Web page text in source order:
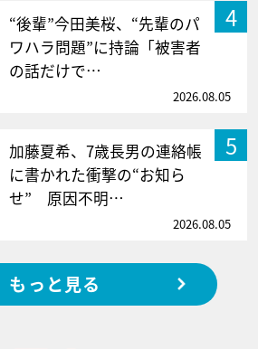
4
“後輩”今田美桜、“先輩のパ
ワハラ問題”に持論「被害者
の話だけで…
2026.08.05
5
加藤夏希、7歳長男の連絡帳
に書かれた衝撃の“お知ら
せ” 原因不明…
2026.08.05
もっと見る